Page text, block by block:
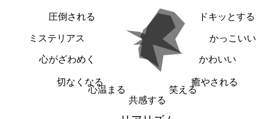
ドキッとする
かっこいい
かわいい
癒やされる
笑える
共感する
心温まる
切なくなる
心がざわめく
ミステリアス
圧倒される